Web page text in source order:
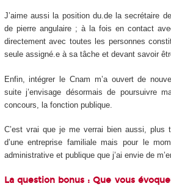
J’aime aussi la position du.de la secrétaire
de pierre angulaire ; à la fois en contact
directement avec toutes les personnes
seule assigné.e à sa tâche et devant savoir
Enfin, intégrer le Cnam m’a ouvert de
suite j’envisage désormais de poursuivre
concours, la fonction publique.
C’est vrai que je me verrai bien aussi, plus
d’une entreprise familiale mais pour le
administrative et publique que j’ai envie de
La question bonus : Que vous